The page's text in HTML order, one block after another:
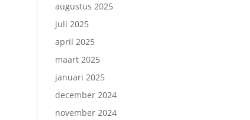
augustus 2025
juli 2025
april 2025
maart 2025
januari 2025
december 2024
november 2024